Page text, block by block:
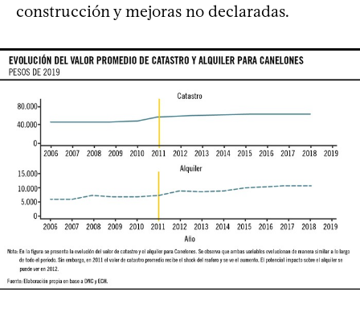
construcción y mejoras no declaradas.